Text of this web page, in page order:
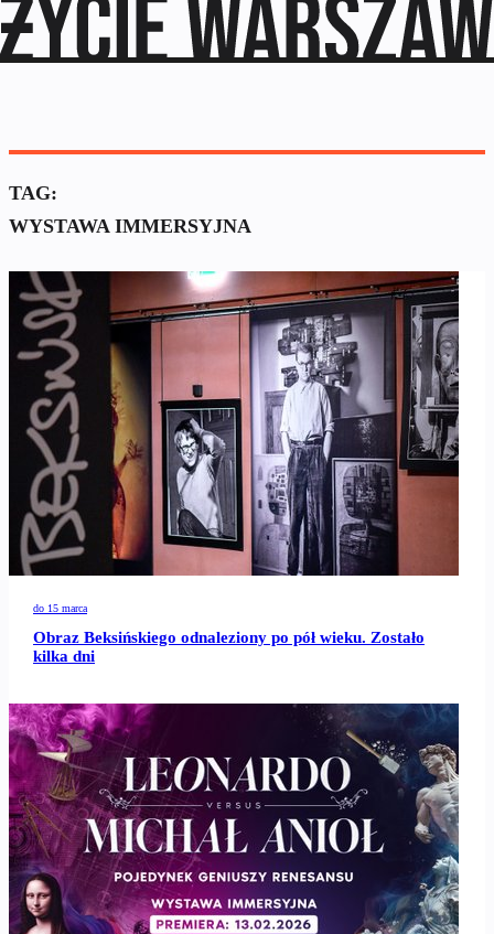
TAG:
WYSTAWA IMMERSYJNA
do 15 marca
Obraz Beksińskiego odnaleziony po pół wieku. Zostało
kilka dni